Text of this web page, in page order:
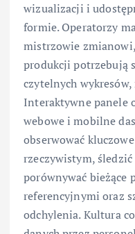
wizualizacji i
formie. Operatorzy
mistrzowie
produkcji potrzebują
czytelnych
Interaktywne panele
webowe i mobilne
obserwować
rzeczywistym,
porównywać bieżące
referencyjnymi oraz
odchylenia. Kultura